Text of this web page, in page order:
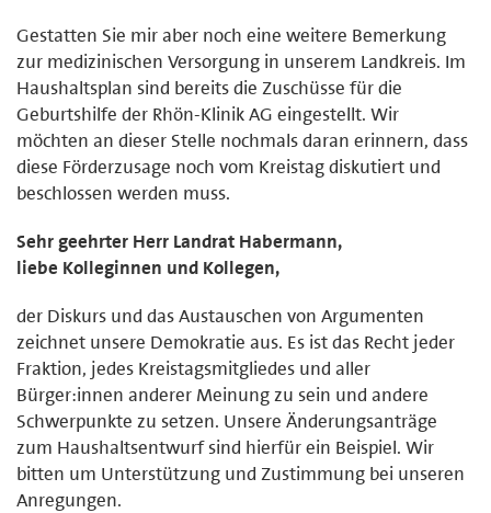
Gestatten Sie mir aber noch eine weitere Bemerkung
zur medizinischen Versorgung in unserem Landkreis. Im
Haushaltsplan sind bereits die Zuschüsse für die
Geburtshilfe der Rhön-Klinik AG eingestellt. Wir
möchten an dieser Stelle nochmals daran erinnern, dass
diese Förderzusage noch vom Kreistag diskutiert und
beschlossen werden muss.
Sehr geehrter Herr Landrat Habermann,
liebe Kolleginnen und Kollegen,
der Diskurs und das Austauschen von Argumenten
zeichnet unsere Demokratie aus. Es ist das Recht jeder
Fraktion, jedes Kreistagsmitgliedes und aller
Bürger:innen anderer Meinung zu sein und andere
Schwerpunkte zu setzen. Unsere Änderungsanträge
zum Haushaltsentwurf sind hierfür ein Beispiel. Wir
bitten um Unterstützung und Zustimmung bei unseren
Anregungen.